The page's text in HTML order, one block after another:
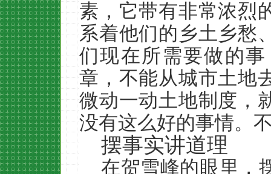
素，它带有非常浓烈
系着他们的乡土乡愁
们现在所需要做的
章，不能从城市土地
微动一动土地制度，
没有这么好的事情。
摆事实讲道理
在贺雪峰的眼里，